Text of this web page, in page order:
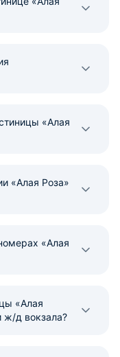
«Алая
«Алая Роза»
«Алая
«Алая
ж/д вокзала?